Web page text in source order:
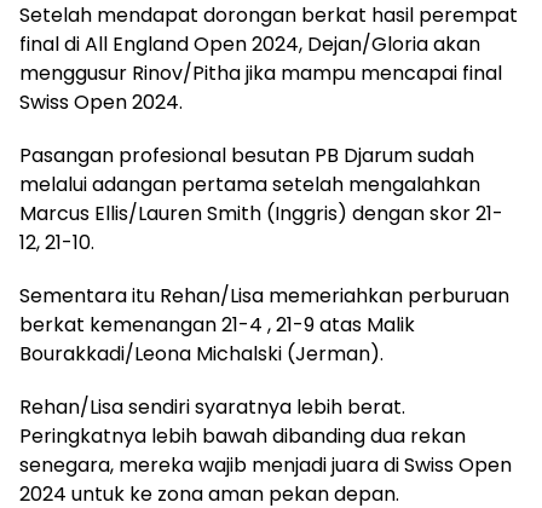
Setelah mendapat dorongan berkat hasil perempat
final di All England Open 2024, Dejan/Gloria akan
menggusur Rinov/Pitha jika mampu mencapai final
Swiss Open 2024.
Pasangan profesional besutan PB Djarum sudah
melalui adangan pertama setelah mengalahkan
Marcus Ellis/Lauren Smith (Inggris) dengan skor 21-
12, 21-10.
Sementara itu Rehan/Lisa memeriahkan perburuan
berkat kemenangan 21-4 , 21-9 atas Malik
Bourakkadi/Leona Michalski (Jerman).
Rehan/Lisa sendiri syaratnya lebih berat.
Peringkatnya lebih bawah dibanding dua rekan
senegara, mereka wajib menjadi juara di Swiss Open
2024 untuk ke zona aman pekan depan.